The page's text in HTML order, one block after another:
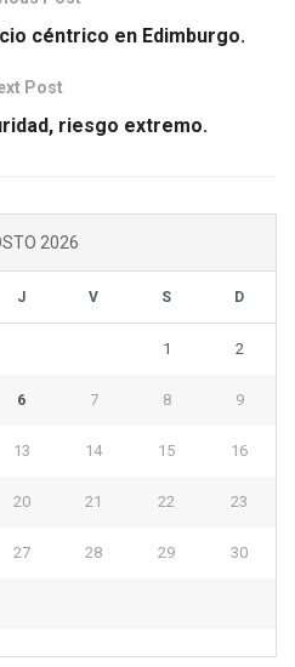
céntrico en Edimburgo.
Post
riesgo extremo.
2026
J V S D
1 2
6 7 8 9
13 14 15 16
20 21 22 23
27 28 29 30